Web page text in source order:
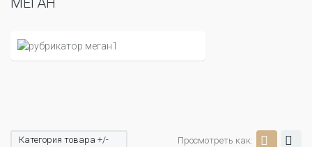
Просмотреть как:
Категория товара +/-